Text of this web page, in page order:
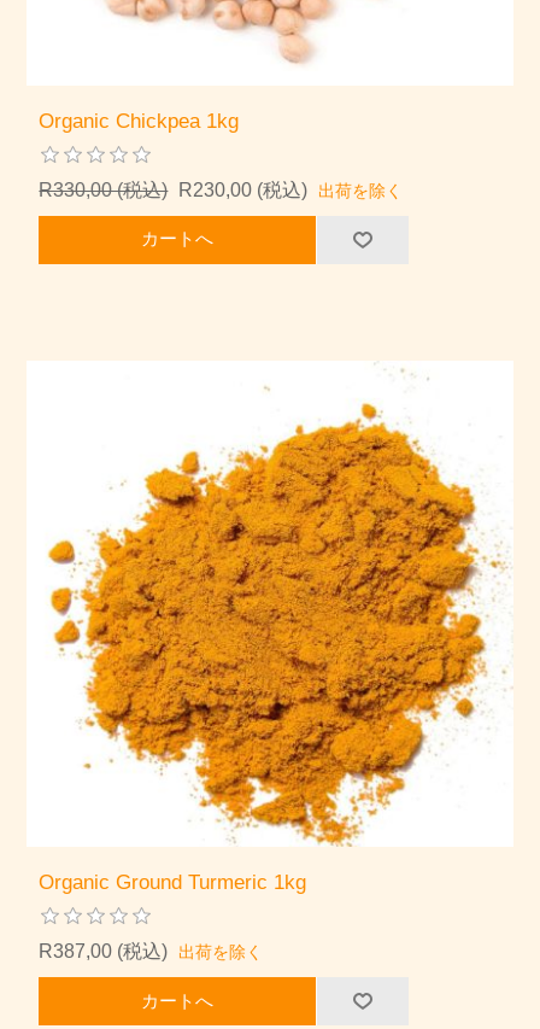
Organic Chickpea 1kg
R330,00 (税込) R230,00 (税込) 出荷を除く
カートへ
Organic Ground Turmeric 1kg
R387,00 (税込) 出荷を除く
カートへ